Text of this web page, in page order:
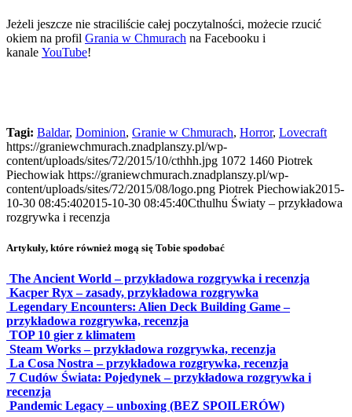
Jeżeli jeszcze nie straciliście całej poczytalności, możecie rzucić
okiem na profil Grania w Chmurach na Facebooku i
kanale YouTube!
Tagi: Baldar, Dominion, Granie w Chmurach, Horror, Lovecraft
https://graniewchmurach.znadplanszy.pl/wp-
content/uploads/sites/72/2015/10/cthhh.jpg 1072 1460 Piotrek
Piechowiak https://graniewchmurach.znadplanszy.pl/wp-
content/uploads/sites/72/2015/08/logo.png Piotrek Piechowiak2015-
10-30 08:45:402015-10-30 08:45:40Cthulhu Światy – przykładowa
rozgrywka i recenzja
Artykuły, które również mogą się Tobie spodobać
The Ancient World – przykładowa rozgrywka i recenzja
Kacper Ryx – zasady, przykładowa rozgrywka
Legendary Encounters: Alien Deck Building Game –
przykładowa rozgrywka, recenzja
TOP 10 gier z klimatem
Steam Works – przykładowa rozgrywka, recenzja
La Cosa Nostra – przykładowa rozgrywka, recenzja
7 Cudów Świata: Pojedynek – przykładowa rozgrywka i
recenzja
Pandemic Legacy – unboxing (BEZ SPOILERÓW)